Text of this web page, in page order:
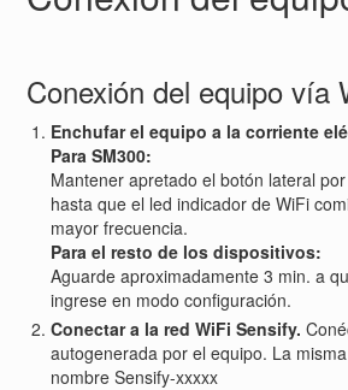
Conexión del equipo vía
Enchufar el equipo a la corriente
Para SM300:
Mantener apretado el botón lateral
hasta que el led indicador de WiFi
mayor frecuencia.
Para el resto de los dispositivos:
Aguarde aproximadamente 3 min. a
ingrese en modo configuración.
Conectar a la red WiFi Sensify.
autogenerada por el equipo. La
nombre Sensify-xxxxx